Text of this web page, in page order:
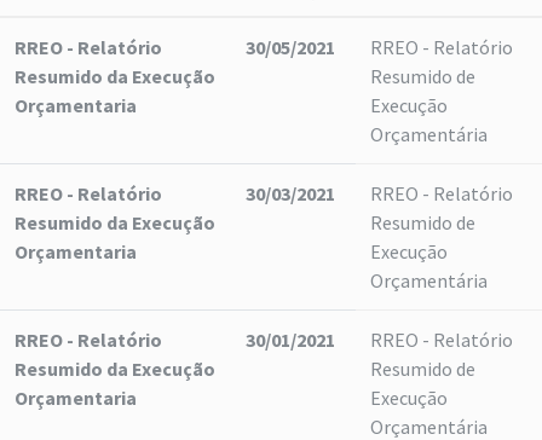
RREO - Relatório
Resumido da Execução
Orçamentaria
30/05/2021
RREO - Relatório
Resumido de
Execução
Orçamentária
RREO - Relatório
Resumido da Execução
Orçamentaria
30/03/2021
RREO - Relatório
Resumido de
Execução
Orçamentária
RREO - Relatório
Resumido da Execução
Orçamentaria
30/01/2021
RREO - Relatório
Resumido de
Execução
Orçamentária